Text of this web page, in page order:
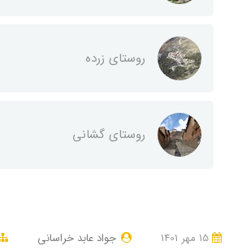
روستای زرده
روستای گشانی
جواد عابد خراسانی